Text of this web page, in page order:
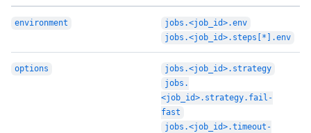
environment
jobs.<job_id>.env
jobs.<job_id>.steps[*].env
options
jobs.<job_id>.strategy
jobs.
<job_id>.strategy.fail-
fast
jobs.<job_id>.timeout-